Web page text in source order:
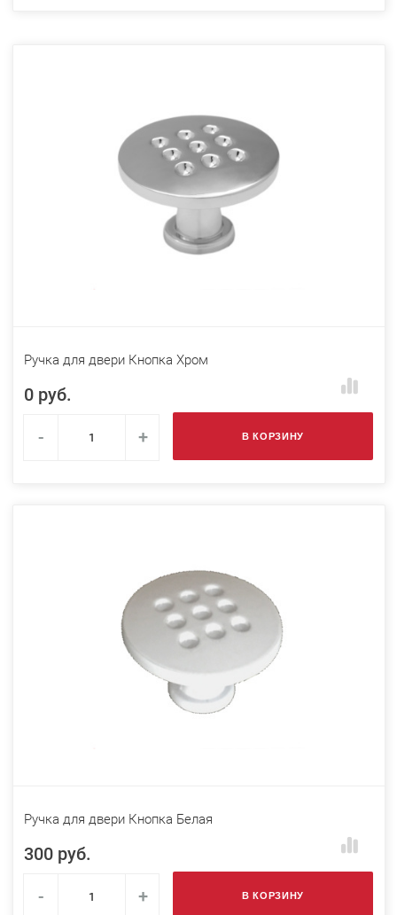
Ручка для двери Кнопка Хром
0 руб.
-
+ В КОРЗИНУ
Ручка для двери Кнопка Белая
300 руб.
-
+ В КОРЗИНУ